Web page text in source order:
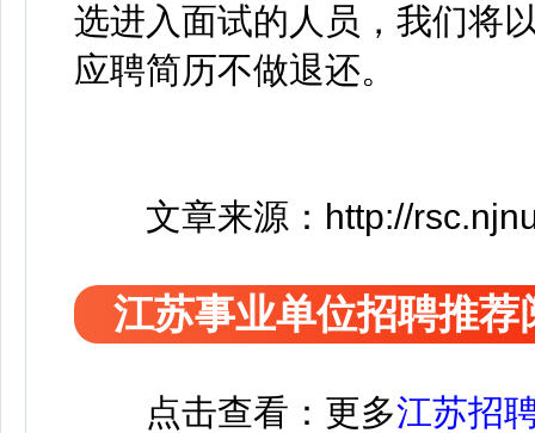
选进入面试的人员，我们将
应聘简历不做退还。
文章来源：http://
江苏事业单位招聘推荐
点击查看：更多江苏招